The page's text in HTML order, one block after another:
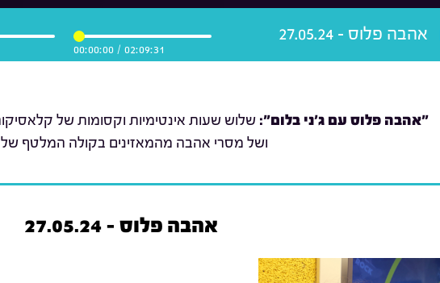
02:09:31
/
00:00:00
אהבה פלוס - 27.05.24
"אהבה פלוס עם ג'ני בלום": שלוש שעות אינטימיות וקסומות של
ושל מסרי אהבה מהמאזינים בקולה המלטף של
אהבה פלוס - 27.05.24